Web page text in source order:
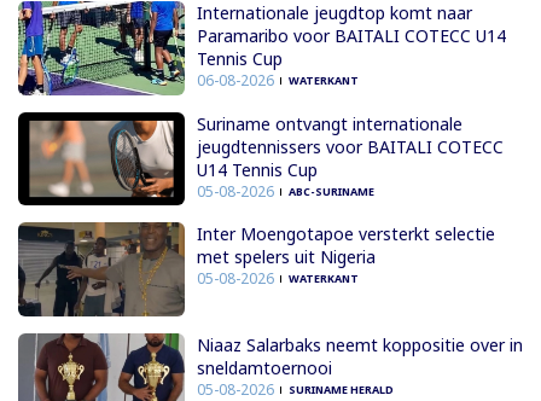
Internationale jeugdtop komt naar
Paramaribo voor BAITALI COTECC U14
Tennis Cup
06-08-2026 WATERKANT
Suriname ontvangt internationale
jeugdtennissers voor BAITALI COTECC
U14 Tennis Cup
05-08-2026 ABC-SURINAME
Inter Moengotapoe versterkt selectie
met spelers uit Nigeria
05-08-2026 WATERKANT
Niaaz Salarbaks neemt koppositie over in
sneldamtoernooi
05-08-2026 SURINAME HERALD